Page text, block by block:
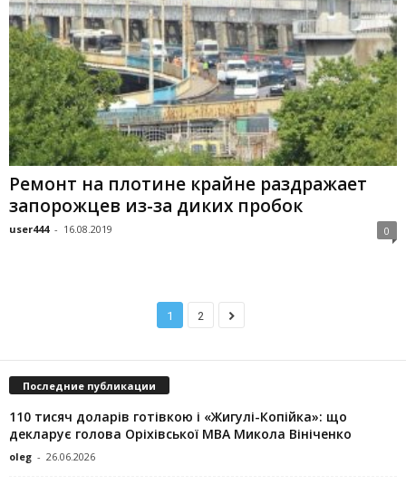
Ремонт на плотине крайне раздражает
запорожцев из-за диких пробок
user444 - 16.08.2019 0
1 2
Последние публикации
110 тисяч доларів готівкою і «Жигулі-Копійка»: що
декларує голова Оріхівської МВА Микола Вініченко
oleg - 26.06.2026